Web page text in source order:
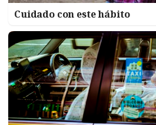
Cuidado con este hábito